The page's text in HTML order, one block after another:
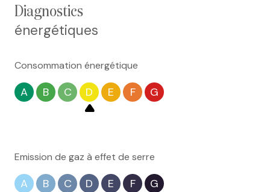
diagnostics
énergétiques
Consommation énergétique
A B C D E F G
Emission de gaz à effet de serre
A B C D E F G